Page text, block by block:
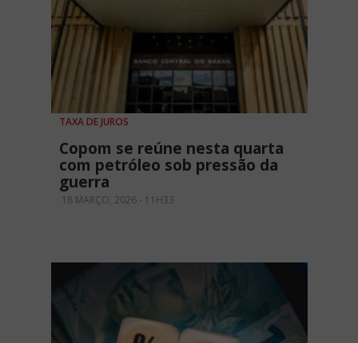
TAXA DE JUROS
Copom se reúne nesta quarta
com petróleo sob pressão da
guerra
18 MARÇO, 2026 - 11H33